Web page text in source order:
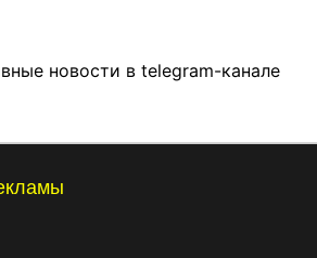
новости в telegram-канале